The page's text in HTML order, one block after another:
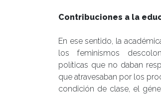
Contribuciones a la
En ese sentido, la
los feminismos
políticas que no daban
que atravesaban por los
condición de clase, el